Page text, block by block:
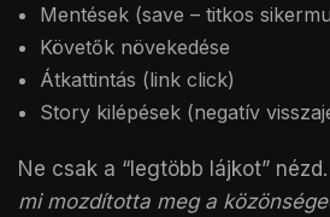
Mentések (save – titkos
Követők növekedése
Átkattintás (link click)
Story kilépések (negatív
Ne csak a “legtöbb lájkot”
mi mozdította meg a